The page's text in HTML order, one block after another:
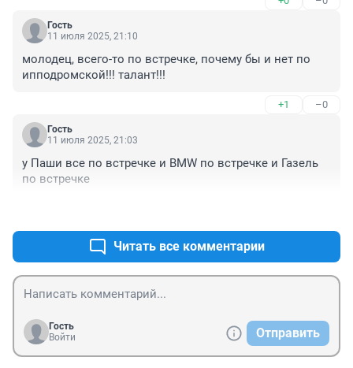
Гость
11 июля 2025, 21:10
молодец, всего-то по встречке, почему бы и нет по
ипподромской!!! талант!!!
+1 –0
Гость
11 июля 2025, 21:03
у Паши все по встречке и BMW по встречке и Газель
по встречке
Читать все комментарии
Гость
Войти
Отправить